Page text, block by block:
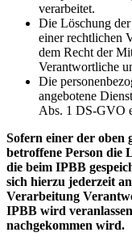
verarbeitet.
Die Löschung
einer rechtlichen
dem Recht der
Verantwortliche
Die
angebotene
Abs. 1 DS-GVO
Sofern einer der oben
betroffene Person die
die beim IPBB
sich hierzu jederzeit
Verarbeitung
IPBB wird
nachgekommen wird.